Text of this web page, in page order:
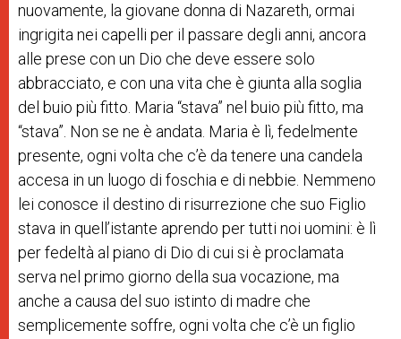
nuovamente, la giovane donna di Nazareth, ormai
ingrigita nei capelli per il passare degli anni, ancora
alle prese con un Dio che deve essere solo
abbracciato, e con una vita che è giunta alla soglia
del buio più fitto. Maria “stava” nel buio più fitto, ma
“stava”. Non se ne è andata. Maria è lì, fedelmente
presente, ogni volta che c’è da tenere una candela
accesa in un luogo di foschia e di nebbie. Nemmeno
lei conosce il destino di risurrezione che suo Figlio
stava in quell’istante aprendo per tutti noi uomini: è lì
per fedeltà al piano di Dio di cui si è proclamata
serva nel primo giorno della sua vocazione, ma
anche a causa del suo istinto di madre che
semplicemente soffre, ogni volta che c’è un figlio